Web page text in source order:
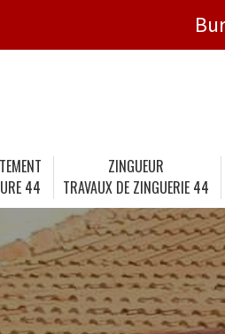
44
ZINGUEUR
TRAVAUX DE ZINGUERIE 44